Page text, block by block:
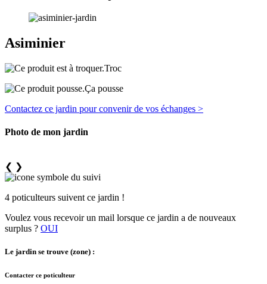
Asiminier
Troc
Ça pousse
Contactez ce jardin pour convenir de vos échanges >
Photo de mon jardin
❮ ❯
4 poticulteurs suivent ce jardin !
Voulez vous recevoir un mail lorsque ce jardin a de nouveaux
surplus ? OUI
Le jardin se trouve (zone) :
Contacter ce poticulteur